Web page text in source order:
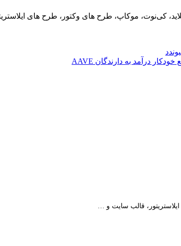
کی‌نوت، موکاپ، طرح های وکتور، طرح های
ایلاستریتور، قالب سایت و …